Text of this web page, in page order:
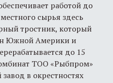
работой до
сырья здесь
тростник, который
Южной Америки и
до 15
ТОО «Рыбпром»
в окрестностях